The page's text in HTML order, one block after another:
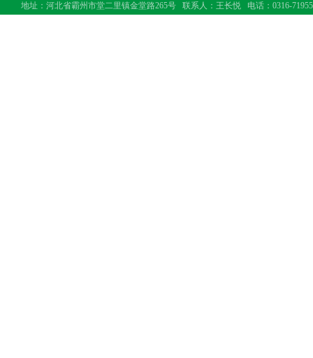
地址：河北省霸州市堂二里镇金堂路265号 联系人：王长悦 电话：0316-